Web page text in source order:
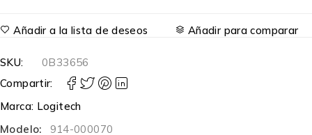
Añadir a la lista de deseos Añadir para comparar
SKU:
0B33656
Compartir:
Marca: Logitech
Modelo:
914-000070